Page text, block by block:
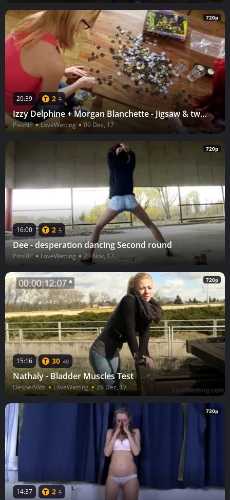
720p
20:39 2 5
Izzy Delphine + Morgan Blanchette - Jigsaw & two girls
PissRIP LoveWetting 09 Dec, 17
720p
16:00 2 5
Dee - desperation dancing Second round
PissRIP LoveWetting 23 Nov, 17
720p
15:16 30 40
Nathaly - Bladder Muscles Test
DesperVids LoveWetting 29 Dec, 17
720p
14:37 2 5